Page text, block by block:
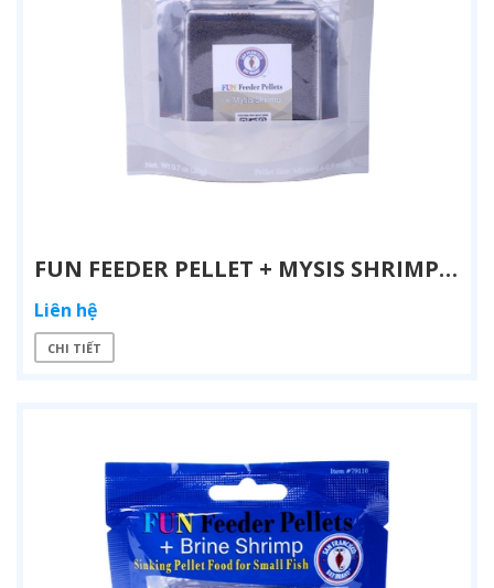
FUN FEEDER PELLET + MYSIS SHRIMP – THỨC ĂN VIÊN CAO CẤP CHO CÁ CẢNH BIỂN
Liên hệ
CHI TIẾT